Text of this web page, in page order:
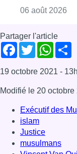
musulmans
News
Offres d’emploi